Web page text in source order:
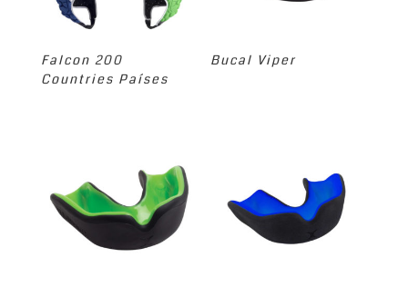
Falcon 200
Countries Países
Bucal Viper